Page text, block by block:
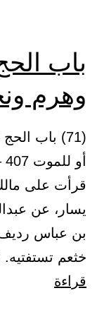
باب
وهرم
(71) باب
قرأت على
يسار، عن
بن عباس
خثعم
قراءة